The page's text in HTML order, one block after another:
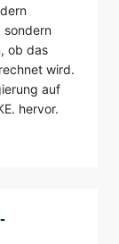
sondern
ob das
wird.
auf
hervor.